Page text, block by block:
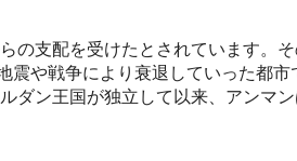
の支配を受けたとされています。
や戦争により衰退していった都市
ン王国が独立して以来、アンマン